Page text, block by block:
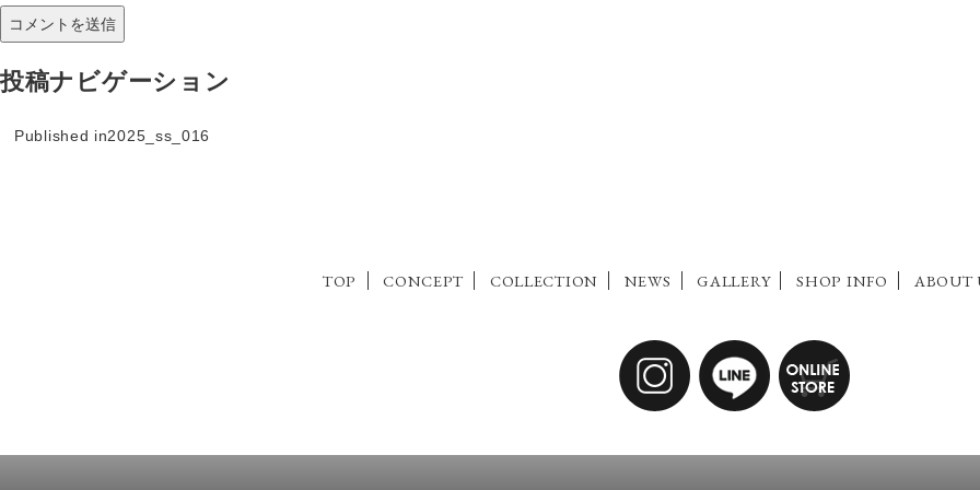
投稿ナビゲーション
Published in2025_ss_016
TOP CONCEPT COLLECTION NEWS GALLERY SHOP INFO ABOUT